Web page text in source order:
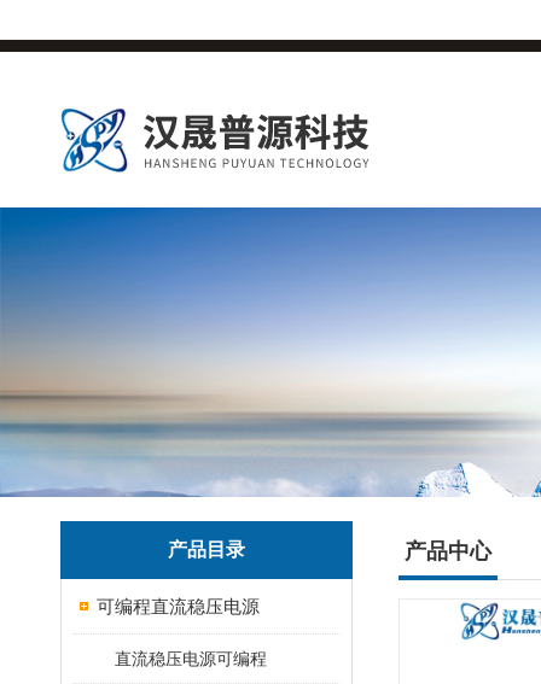
产品目录
可编程直流稳压电源
直流稳压电源可编程
产品中心